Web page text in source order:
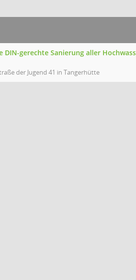
gerechte Sanierung aller
der Jugend 41 in Tangerhütte